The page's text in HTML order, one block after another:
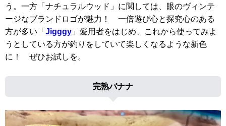
う。一方「ナチュラルウッド」に関しては、眼のヴィンテ
ージなブランドロゴが魅力！ 一倍遊び心と探究心のある
方が多い「 Jigggy 」愛用者をはじめ、これから使ってみよ
うとしている方が釣りをしていて楽しくなるような新色
に！ ぜひお試しを。
完熟バナナ